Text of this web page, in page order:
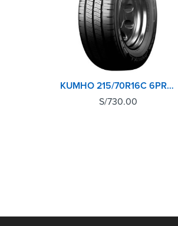
KUMHO 215/70R16C 6PR PORTRAN KC53
S/730.00